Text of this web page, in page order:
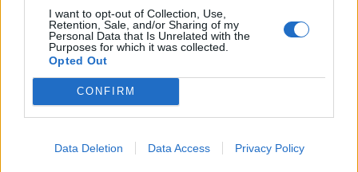
I want to opt-out of Collection, Use,
Retention, Sale, and/or Sharing of my
Personal Data that Is Unrelated with the
Purposes for which it was collected.
Opted Out
CONFIRM
Data Deletion Data Access Privacy Policy
μέχρι το δυτικό του άκρο» .
Επίσης, ο Αλέξης Καλοκαιρινός υπενθύμισε την
πρόταση που έχει καταθέσει δημόσια η
Δημοτική Αρχή για την δημιουργία πρόνοιας
για την αξιοποίηση του κτιρίου του σημερινού
μέτρων, αμέσως μόλις απομακρυνθούν οι